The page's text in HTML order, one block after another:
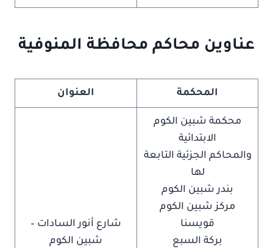
عناوين محاكم محافظة المنوفية
المحكمة العنوان
محكمة شبين الكوم
الابتدائية
والمحاكم الجزئية التابعة
لها
بندر شبين الكوم
مركز شبين الكوم
قويسنا
بركة السبع
شارع أنور السادات –
شبين الكوم